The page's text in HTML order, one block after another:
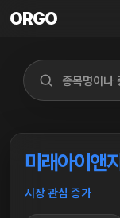
ORGO
ORGO
미래아이앤지
시장 관심 증가